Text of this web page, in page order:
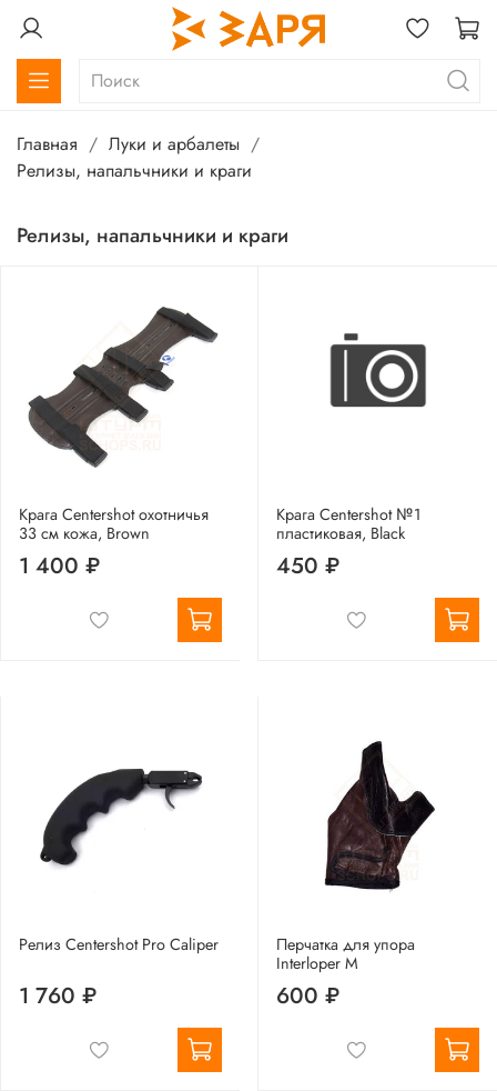
Главная
Луки и арбалеты
Релизы, напальчники и краги
Релизы, напальчники и краги
Крага Centershot охотничья
33 см кожа, Brown
1 400 ₽
Крага Centershot №1
пластиковая, Black
450 ₽
Релиз Centershot Pro Caliper
1 760 ₽
Перчатка для упора
Interloper М
600 ₽